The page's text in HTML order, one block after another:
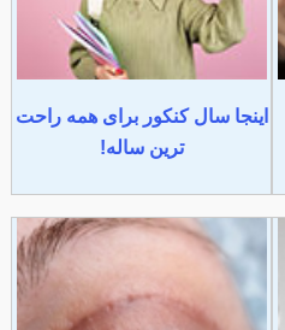
اینجا سال کنکور برای همه راحت
ترین ساله!